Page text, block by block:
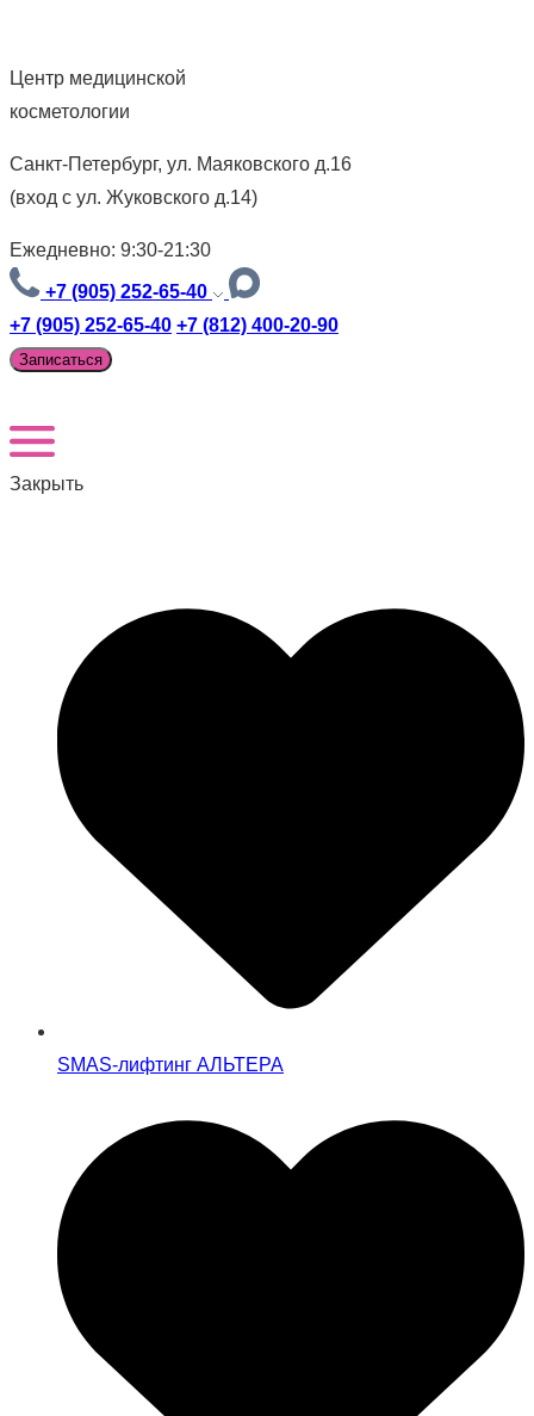
Центр медицинской
косметологии
Санкт-Петербург, ул. Маяковского д.16
(вход с ул. Жуковского д.14)
Ежедневно: 9:30-21:30
+7 (905) 252-65-40
+7 (905) 252-65-40 +7 (812) 400-20-90
Записаться
Закрыть
SMAS-лифтинг АЛЬТЕРА